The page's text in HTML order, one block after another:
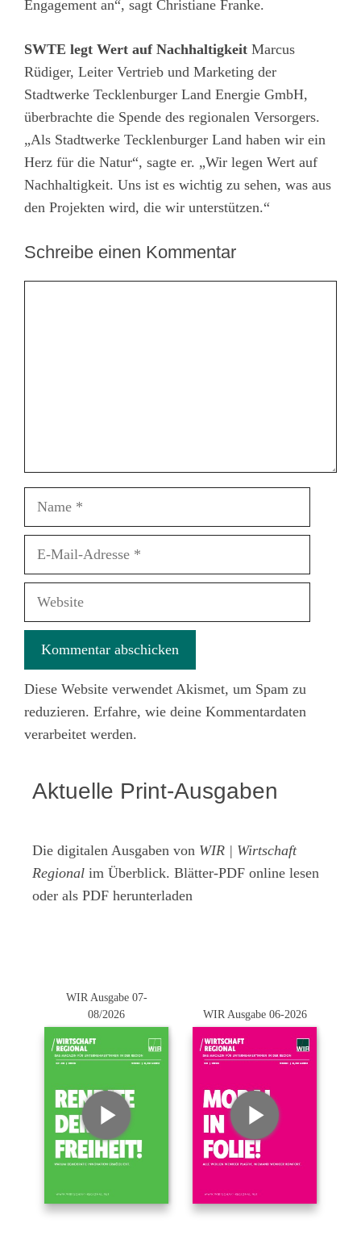
Engagement an“, sagt Christiane Franke.
SWTE legt Wert auf Nachhaltigkeit Marcus
Rüdiger, Leiter Vertrieb und Marketing der
Stadtwerke Tecklenburger Land Energie GmbH,
überbrachte die Spende des regionalen Versorgers.
„Als Stadtwerke Tecklenburger Land haben wir ein
Herz für die Natur“, sagte er. „Wir legen Wert auf
Nachhaltigkeit. Uns ist es wichtig zu sehen, was aus
den Projekten wird, die wir unterstützen.“
Schreibe einen Kommentar
Name
Website
Diese Website verwendet Akismet, um Spam zu
reduzieren. Erfahre, wie deine Kommentardaten
verarbeitet werden.
Aktuelle Print-Ausgaben
Die digitalen Ausgaben von WIR | Wirtschaft
Regional im Überblick. Blätter-PDF online lesen
oder als PDF herunterladen
WIR Ausgabe 07-
08/2026
WIR Ausgabe 06-2026